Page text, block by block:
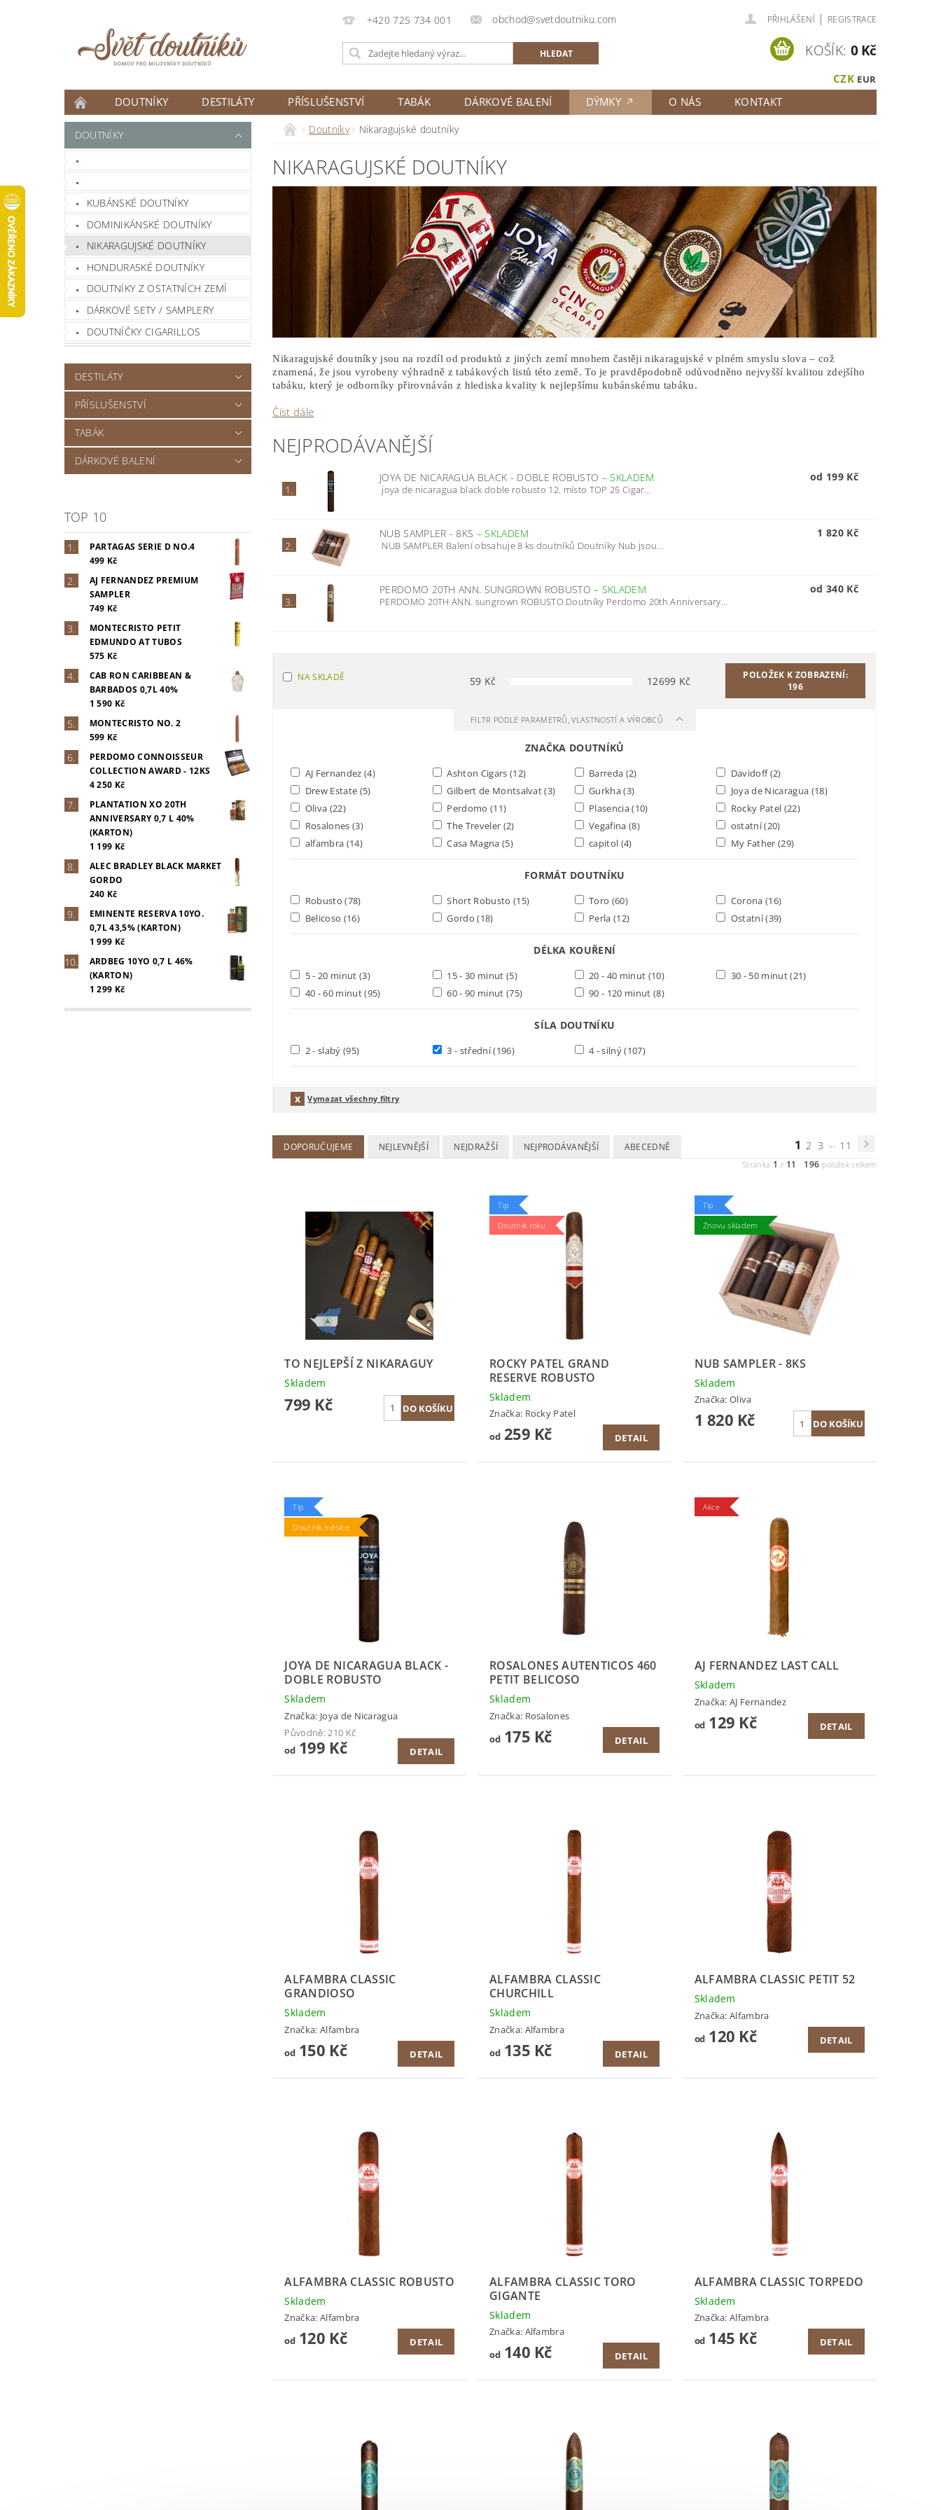
+420 725 734 001 obchod@svetdoutniku.com PŘIHLÁŠENÍ | REGISTRACE
CZK EUR
KOŠÍK: 0 Kč
DOUTNÍKY DESTILÁTY PŘÍSLUŠENSTVÍ TABÁK DÁRKOVÉ BALENÍ DÝMKY O NÁS
KONTAKT
ČLÁNKY
DOUTNÍKY
KUBÁNSKÉ DOUTNÍKY
DOMINIKÁNSKÉ DOUTNÍKY
NIKARAGUJSKÉ DOUTNÍKY
HONDURASKÉ DOUTNÍKY
DOUTNÍKY Z OSTATNÍCH ZEMÍ
DÁRKOVÉ SETY / SAMPLERY
DOUTNÍČKY CIGARILLOS
DESTILÁTY
PŘÍSLUŠENSTVÍ
TABÁK
DÁRKOVÉ BALENÍ
TOP 10
PARTAGAS SERIE D NO.4
499 Kč
AJ FERNANDEZ PREMIUM
SAMPLER
749 Kč
MONTECRISTO PETIT
EDMUNDO AT TUBOS
575 Kč
CAB RON CARIBBEAN &
BARBADOS 0,7L 40%
1 590 Kč
MONTECRISTO NO. 2
599 Kč
PERDOMO CONNOISSEUR
COLLECTION AWARD - 12KS
4 250 Kč
PLANTATION XO 20TH
ANNIVERSARY 0,7 L 40%
(KARTON)
1 199 Kč
ALEC BRADLEY BLACK MARKET
GORDO
240 Kč
EMINENTE RESERVA 10YO.
0,7L 43,5% (KARTON)
1 999 Kč
ARDBEG 10YO 0,7 L 46%
(KARTON)
1 299 Kč
Doutníky Nikaragujské doutníky
NIKARAGUJSKÉ DOUTNÍKY
Nikaragujské doutníky jsou na rozdíl od produktů z jiných zemí mnohem častěji nikaragujské v plném smyslu slova – což
znamená, že jsou vyrobeny výhradně z tabákových listů této země. To je pravděpodobně odůvodněno nejvyšší kvalitou zdejšího
tabáku, který je odborníky přirovnáván z hlediska kvality k nejlepšímu kubánskému tabáku.
Číst dále
NEJPRODÁVANĚJŠÍ
1.
JOYA DE NICARAGUA BLACK - DOBLE ROBUSTO – SKLADEM
joya de nicaragua black doble robusto 12. místo TOP 25 Cigar...
od 199 Kč
2.
NUB SAMPLER - 8KS – SKLADEM
NUB SAMPLER Balení obsahuje 8 ks doutníků Doutníky Nub jsou...
1 820 Kč
3.
PERDOMO 20TH ANN. SUNGROWN ROBUSTO– SKLADEM
PERDOMO 20TH ANN. sungrown ROBUSTO Doutníky Perdomo 20th Anniversary...
od 340 Kč
NA SKLADĚ 59 Kč 12699 Kč
POLOŽEK K ZOBRAZENÍ:
196
FILTR PODLE PARAMETRŮ, VLASTNOSTÍ A VÝROBCŮ
ZNAČKA DOUTNÍKŮ
AJ Fernandez (4) Ashton Cigars (12) Barreda (2) Davidoff(2)
Drew Estate (5) Gilbert de Montsalvat(3) Gurkha(3) Joya de Nicaragua (18)
Oliva (22) Perdomo (11) Plasencia(10) Rocky Patel (22)
Rosalones (3) The Treveler (2) Vegafina (8) ostatní(20)
alfambra (14) Casa Magna (5) capitol (4) My Father (29)
FORMÁT DOUTNÍKU
Robusto(78) Short Robusto (15) Toro (60) Corona(16)
Belicoso (16) Gordo(18) Perla(12) Ostatní(39)
DÉLKA KOUŘENÍ
5 - 20 minut (3) 15 - 30 minut (5) 20 - 40 minut (10) 30 - 50 minut(21)
40 - 60 minut(95) 60 - 90 minut (75) 90 - 120 minut (8)
SÍLA DOUTNÍKU
2 - slabý (95) 3 - střední(196) 4 - silný(107)
Vymazat všechny filtry
DOPORUČUJEME NEJLEVNĚJŠÍ NEJDRAŽŠÍ NEJPRODÁVANĚJŠÍ ABECEDNĚ 1 2 3 ... 11
Stránka 1 z 11 - 196 položek celkem
TO NEJLEPŠÍ Z NIKARAGUY
Skladem
799 Kč
Tip
Doutník roku
ROCKY PATEL GRAND
RESERVE ROBUSTO
Skladem
Značka: Rocky Patel
od259 Kč DETAIL
Tip
Znovu skladem
NUB SAMPLER - 8KS
Skladem
Značka:Oliva
1 820 Kč
Tip
Doutník měsíce
JOYA DE NICARAGUA BLACK -
DOBLE ROBUSTO
Skladem
Značka: Joya de Nicaragua
Původně:210 Kč
od199 Kč DETAIL
ROSALONES AUTENTICOS 460
PETIT BELICOSO
Skladem
Značka: Rosalones
od175 Kč DETAIL
Akce
AJ FERNANDEZ LAST CALL
Skladem
Značka:AJ Fernandez
od129 Kč DETAIL
ALFAMBRA CLASSIC
GRANDIOSO
Skladem
Značka: Alfambra
od150 Kč DETAIL
ALFAMBRA CLASSIC
CHURCHILL
Skladem
Značka: Alfambra
od135 Kč DETAIL
ALFAMBRA CLASSIC PETIT 52
Skladem
Značka:Alfambra
od120 Kč DETAIL
ALFAMBRA CLASSIC ROBUSTO
Skladem
Značka: Alfambra
od120 Kč DETAIL
ALFAMBRA CLASSIC TORO
GIGANTE
Skladem
Značka: Alfambra
od140 Kč DETAIL
ALFAMBRA CLASSIC TORPEDO
Skladem
Značka:Alfambra
od145 Kč DETAIL